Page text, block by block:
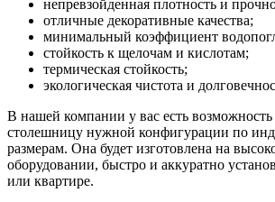
непревзойденная плотность и
отличные декоративные качества;
минимальный коэффициент
стойкость к щелочам и кислотам;
термическая стойкость;
экологическая чистота и
В нашей компании у вас есть возможность
столешницу нужной конфигурации по
размерам. Она будет изготовлена на
оборудовании, быстро и аккуратно
или квартире.